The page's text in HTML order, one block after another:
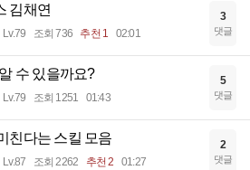
김채연
Lv.79 조회 736 추천 1 02:01
3
댓글
수 있을까요?
Lv.79 조회 1251 01:43
5
댓글
친다는 스킬 모음
Lv.87 조회 2262 추천 2 01:27
2
댓글